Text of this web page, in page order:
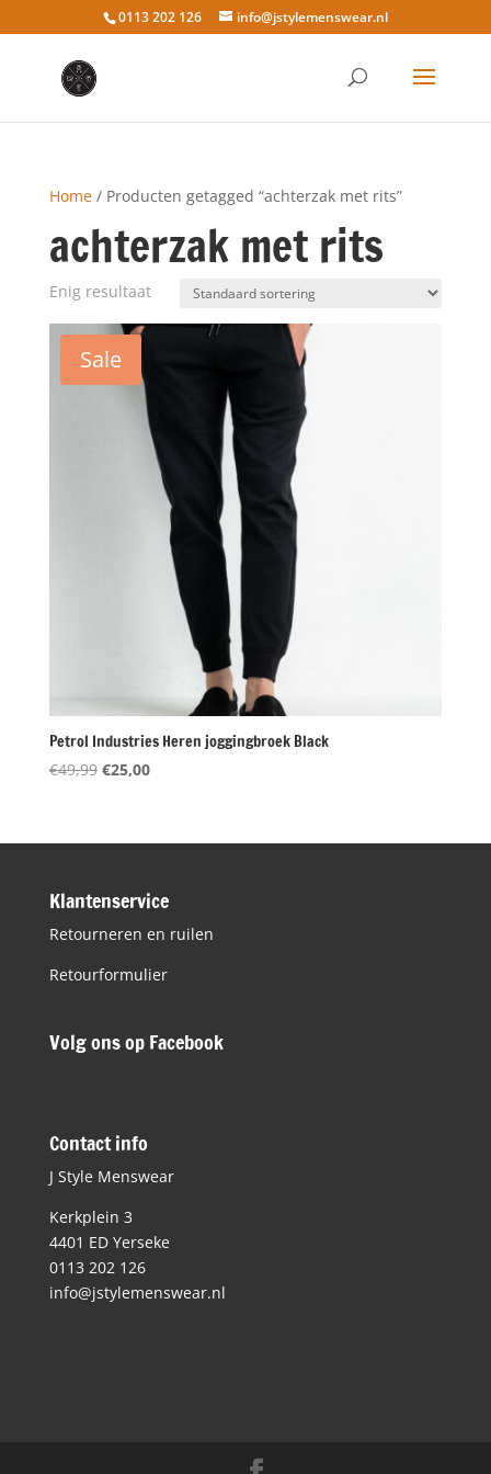
0113 202 126 info@jstylemenswear.nl
Home/ Producten getagged “achterzak met rits”
achterzak met rits
Enig resultaat
Sale
Petrol Industries Heren joggingbroek Black
€49,99 Oorspronkelijke
€49,99.
€25,00Huidige
€25,00.
Klantenservice
Retourneren en ruilen
Retourformulier
Volg ons op Facebook
Contact info
J Style Menswear
Kerkplein 3
4401 ED Yerseke
0113 202 126
info@jstylemenswear.nl